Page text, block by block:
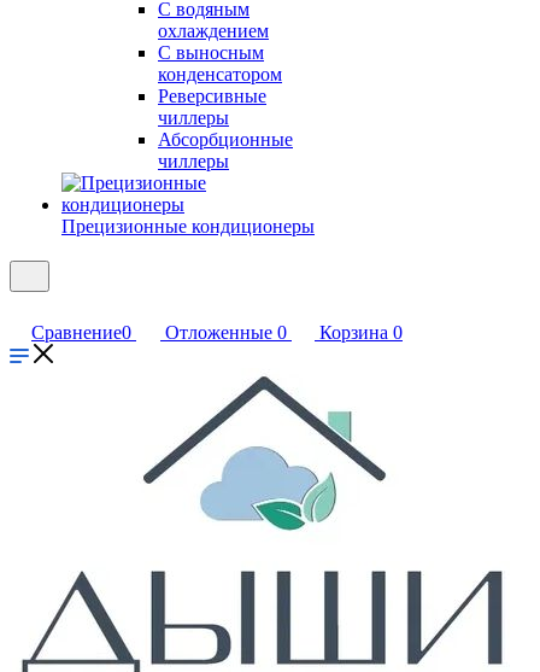
С водяным
охлаждением
С выносным
конденсатором
Реверсивные
чиллеры
Абсорбционные
чиллеры
Прецизионные кондиционеры
Сравнение0 Отложенные 0 Корзина 0